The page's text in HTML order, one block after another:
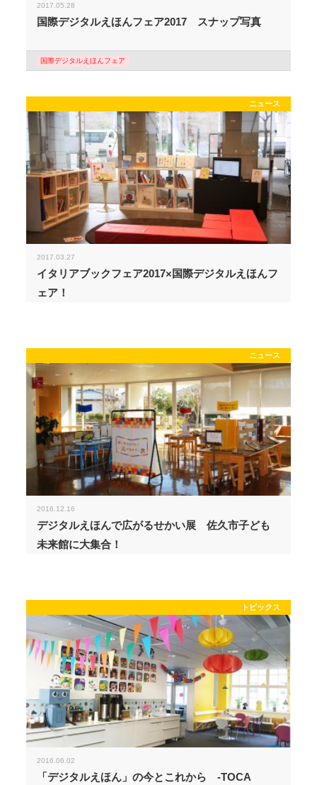
2017.05.28
国際デジタルえほんフェア2017 スナップ写真
国際デジタルえほんフェア
ニュース
2017.03.27
イタリアブックフェア2017×国際デジタルえほんフ
ェア！
ニュース
2016.12.16
デジタルえほんで広がるせかい展 佐久市子ども
未来館に大集合！
トピックス
2016.06.02
「デジタルえほん」の今とこれから -TOCA